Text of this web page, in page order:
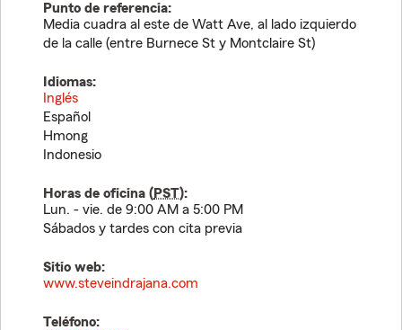
Punto de referencia:
Media cuadra al este de Watt Ave, al lado izquierdo
de la calle (entre Burnece St y Montclaire St)
Idiomas:
Inglés
Español
Hmong
Indonesio
Horas de oficina (PST):
Lun. - vie. de 9:00 AM a 5:00 PM
Sábados y tardes con cita previa
Sitio web:
www.steveindrajana.com
Teléfono: